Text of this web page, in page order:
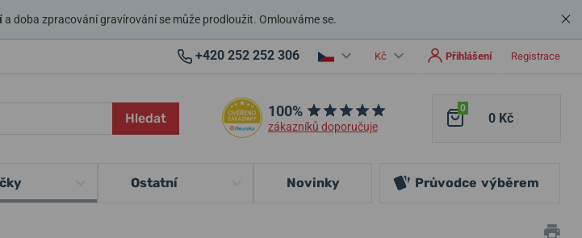
a doba zpracování gravírování se může prodloužit. Omlouváme se.
+420 252 252 306 Kč Přihlášení Registrace
Hledat 100%
zákazníků doporučuje
0
0 Kč
Ostatní Novinky Průvodce výběrem